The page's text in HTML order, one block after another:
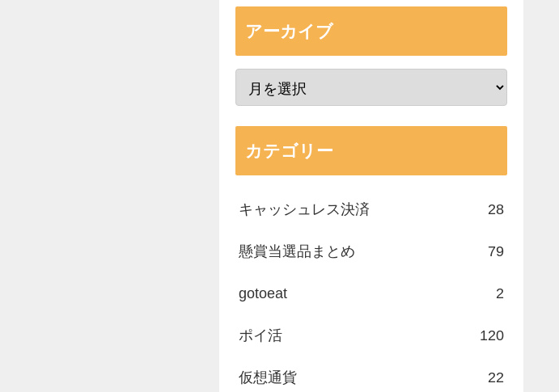
アーカイブ
カテゴリー
キャッシュレス決済 28
懸賞当選品まとめ 79
gotoeat 2
ポイ活 120
仮想通貨 22